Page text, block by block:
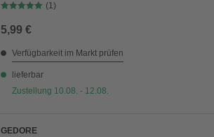
(1)
5,99 €
Verfügbarkeit im Markt prüfen
lieferbar
Zustellung 10.08. - 12.08.
GEDORE